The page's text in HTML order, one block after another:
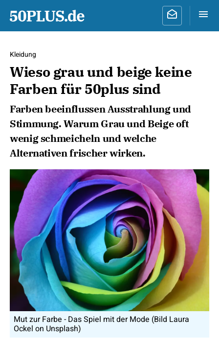
Kleidung
Wieso grau und beige keine
Farben für 50plus sind
Farben beeinflussen Ausstrahlung und
Stimmung. Warum Grau und Beige oft
wenig schmeicheln und welche
Alternativen frischer wirken.
Mut zur Farbe - Das Spiel mit der Mode (Bild Laura
Ockel on Unsplash)